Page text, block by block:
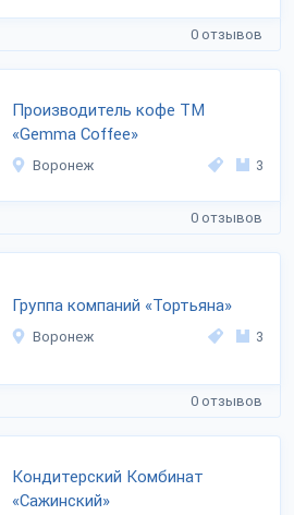
0 отзывов
Производитель кофе ТМ
«Gemma Coffee»
Воронеж 3
0 отзывов
Группа компаний «Тортьяна»
Воронеж 3
0 отзывов
Кондитерский Комбинат
«Сажинский»